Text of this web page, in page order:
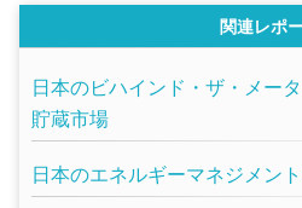
関連レポ
日本のビハインド・ザ・メー
貯蔵市場
日本のエネルギーマネジメン